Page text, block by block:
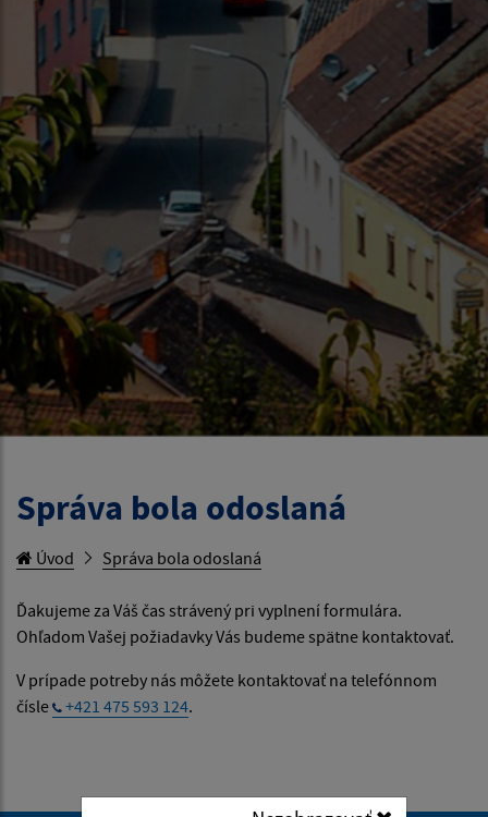
Správa bola odoslaná
Úvod Správa bola odoslaná
Ďakujeme za Váš čas strávený pri vyplnení formulára.
Ohľadom Vašej požiadavky Vás budeme spätne kontaktovať.
V prípade potreby nás môžete kontaktovať na telefónnom
čísle
+421 475 593 124.